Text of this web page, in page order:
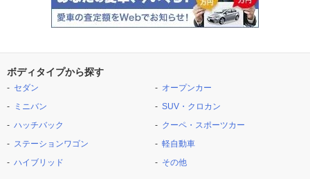
ボディタイプから探す
セダン
ミニバン
ハッチバック
ステーションワゴン
ハイブリッド
オープンカー
SUV・クロカン
クーペ・スポーツカー
軽自動車
その他